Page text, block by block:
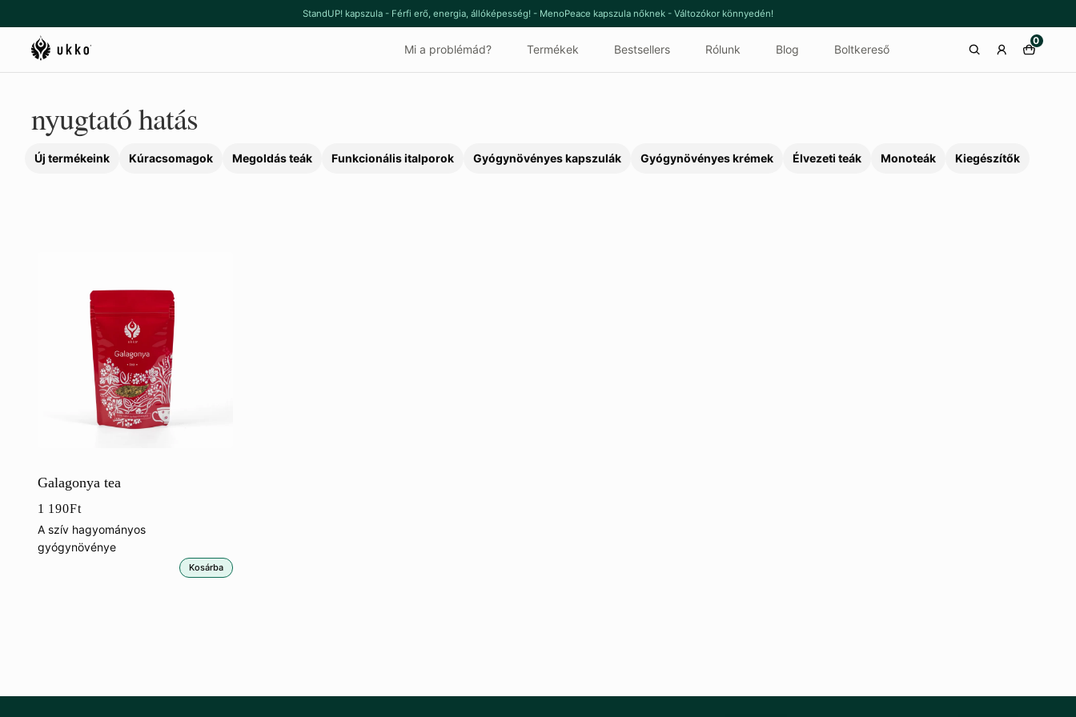
a
navigációhoz
a
tartalomba
StandUP! kapszula - Férfi erő, energia, állóképesség! - MenoPeace kapszula nőknek - Változókor könnyedén!
Mi a problémád? Termékek Bestsellers Rólunk Blog Boltkereső
0
Galagonya tea
1 190Ft
A szív hagyományos
gyógynövénye
Kosárba
nyugtató hatás
Új termékeink Kúracsomagok Megoldás teák Funkcionális italporok Gyógynövényes kapszulák Gyógynövényes krémek Élvezeti teák Monoteák Kiegészítők